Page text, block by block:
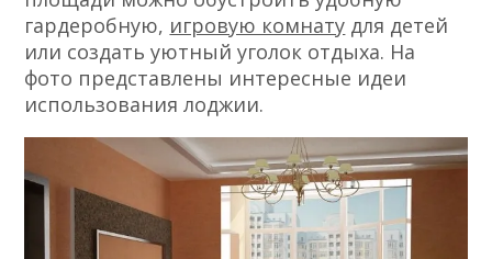
гардеробную, игровую комнату для детей
или создать уютный уголок отдыха. На
фото представлены интересные идеи
использования лоджии.